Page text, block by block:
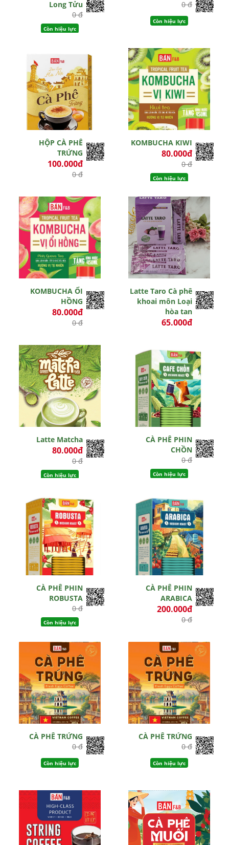
Long Tửu
0 đ
Còn hiệu lực
0 đ
Còn hiệu lực
HỘP CÀ PHÊ
TRỨNG
100.000đ
0 đ
KOMBUCHA KIWI
80.000đ
0 đ
Còn hiệu lực
KOMBUCHA ỔI
HỒNG
80.000đ
0 đ
Latte Taro Cà phê
khoai môn Loại
hòa tan
65.000đ
Latte Matcha
80.000đ
0 đ
Còn hiệu lực
CÀ PHÊ PHIN
CHỒN
0 đ
Còn hiệu lực
CÀ PHÊ PHIN
ROBUSTA
0 đ
Còn hiệu lực
CÀ PHÊ PHIN
ARABICA
200.000đ
0 đ
CÀ PHÊ TRỨNG
0 đ
Còn hiệu lực
CÀ PHÊ TRỨNG
0 đ
Còn hiệu lực